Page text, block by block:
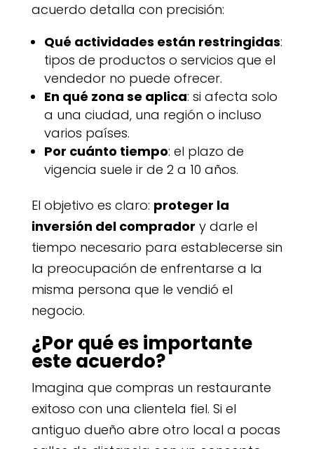
acuerdo detalla con precisión:
Qué actividades están restringidas:
tipos de productos o servicios que el
vendedor no puede ofrecer.
En qué zona se aplica: si afecta solo
a una ciudad, una región o incluso
varios países.
Por cuánto tiempo: el plazo de
vigencia suele ir de 2 a 10 años.
El objetivo es claro: proteger la
inversión del comprador y darle el
tiempo necesario para establecerse sin
la preocupación de enfrentarse a la
misma persona que le vendió el
negocio.
¿Por qué es importante
este acuerdo?
Imagina que compras un restaurante
exitoso con una clientela fiel. Si el
antiguo dueño abre otro local a pocas